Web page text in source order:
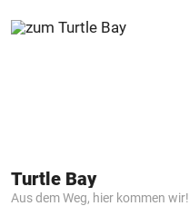
Turtle Bay
Aus dem Weg, hier kommen wir!